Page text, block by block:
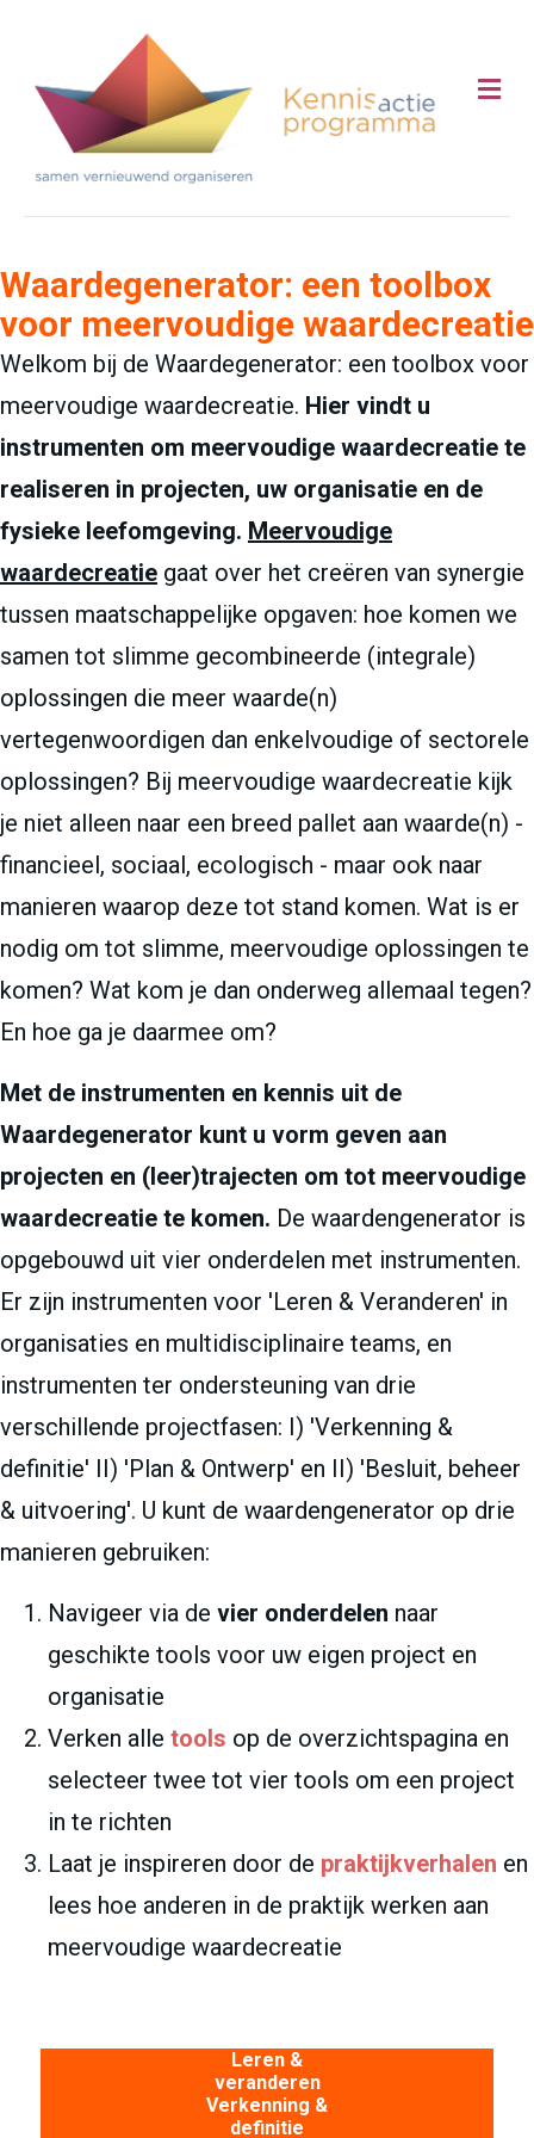
Waardegenerator: een toolbox
voor meervoudige waardecreatie
Welkom bij de Waardegenerator: een toolbox voor
meervoudige waardecreatie. Hier vindt u
instrumenten om meervoudige waardecreatie te
realiseren in projecten, uw organisatie en de
fysieke leefomgeving. Meervoudige
waardecreatie gaat over het creëren van synergie
tussen maatschappelijke opgaven: hoe komen we
samen tot slimme gecombineerde (integrale)
oplossingen die meer waarde(n)
vertegenwoordigen dan enkelvoudige of sectorele
oplossingen? Bij meervoudige waardecreatie kijk
je niet alleen naar een breed pallet aan waarde(n) -
financieel, sociaal, ecologisch - maar ook naar
manieren waarop deze tot stand komen. Wat is er
nodig om tot slimme, meervoudige oplossingen te
komen? Wat kom je dan onderweg allemaal tegen?
En hoe ga je daarmee om?
Met de instrumenten en kennis uit de
Waardegenerator kunt u vorm geven aan
projecten en (leer)trajecten om tot meervoudige
waardecreatie te komen. De waardengenerator is
opgebouwd uit vier onderdelen met instrumenten.
Er zijn instrumenten voor 'Leren & Veranderen' in
organisaties en multidisciplinaire teams, en
instrumenten ter ondersteuning van drie
verschillende projectfasen: I) 'Verkenning &
definitie' II) 'Plan & Ontwerp' en II) 'Besluit, beheer
& uitvoering'. U kunt de waardengenerator op drie
manieren gebruiken:
Navigeer via de vier onderdelen naar
geschikte tools voor uw eigen project en
organisatie
Verken alle tools op de overzichtspagina en
selecteer twee tot vier tools om een project
in te richten
Laat je inspireren door de praktijkverhalen en
lees hoe anderen in de praktijk werken aan
meervoudige waardecreatie
Leren &
veranderen
Verkenning &
definitie